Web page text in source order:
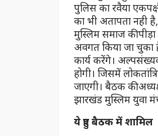
पुलिस का रवैया
का भी अतापता नही
मुस्लिम समाज की
अवगत किया जा चुका
कार्य करेंगे।
होगी। जिसमें
जाएगी। बैठक की
झारखंड मुस्लिम युवा
ये हुए बैठक में शामिल